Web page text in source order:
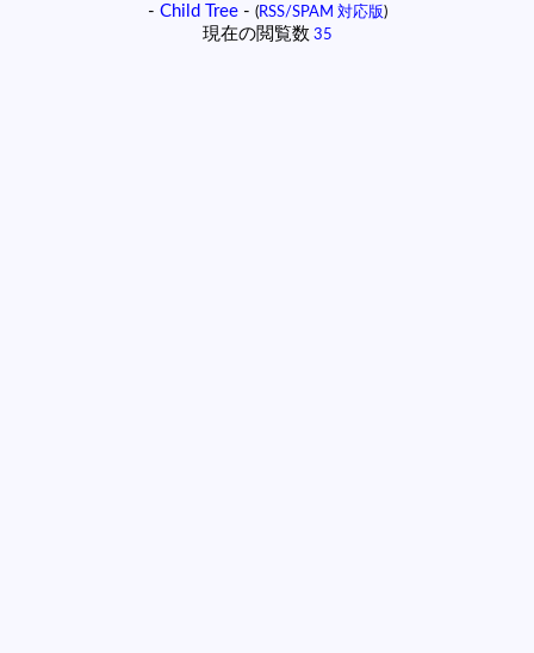
- Child Tree- (RSS/SPAM 対応版)
現在の閲覧数 35